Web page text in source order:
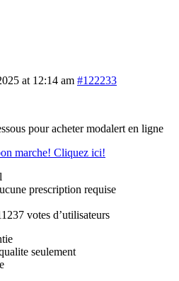
at 12:14 am #122233
pour acheter modalert en ligne
marche! Cliquez ici!
prescription requise
votes d’utilisateurs
seulement